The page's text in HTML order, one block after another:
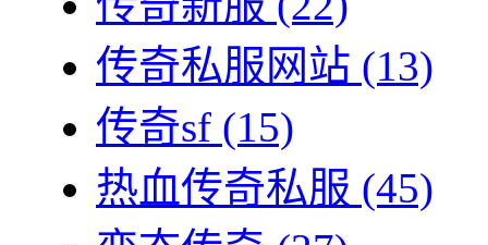
传奇私服网站 (13)
传奇sf (15)
热血传奇私服 (45)